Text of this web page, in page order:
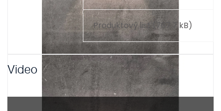
Produktový list (767.7 kB)
Video